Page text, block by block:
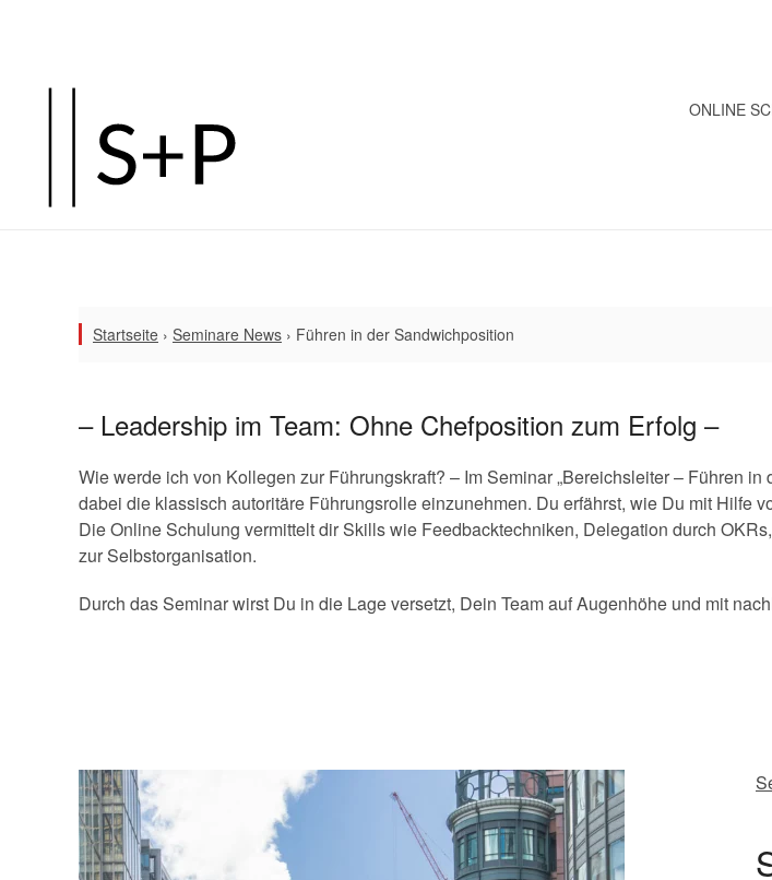
ONLINE
Startseite › Seminare News › Führen in der Sandwichposition
– Leadership im Team: Ohne Chefposition zum Erfolg –
Wie werde ich von Kollegen zur Führungskraft? – Im Seminar „Bereichsleiter – Führen in
dabei die klassisch autoritäre Führungsrolle einzunehmen. Du erfährst, wie Du mit Hilfe
Die Online Schulung vermittelt dir Skills wie Feedbacktechniken, Delegation durch
zur Selbstorganisation.
Durch das Seminar wirst Du in die Lage versetzt, Dein Team auf Augenhöhe und mit